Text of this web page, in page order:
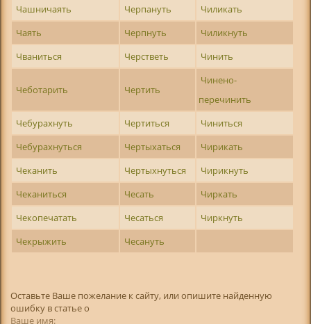
Чашничаять
Черпануть
Чиликать
Чаять
Черпнуть
Чиликнуть
Чваниться
Черстветь Чинить
Чеботарить Чертить
Чинено-
перечинить
Чебурахнуть
Чертиться
Чиниться
Чебурахнуться
Чертыхаться
Чирикать
Чеканить
Чертыхнуться
Чирикнуть
Чеканиться
Чесать
Чиркать
Чекопечатать
Чесаться
Чиркнуть
Чекрыжить
Чесануть
Оставьте Ваше пожелание к сайту, или опишите найденную
ошибку в статье о
Ваше имя: